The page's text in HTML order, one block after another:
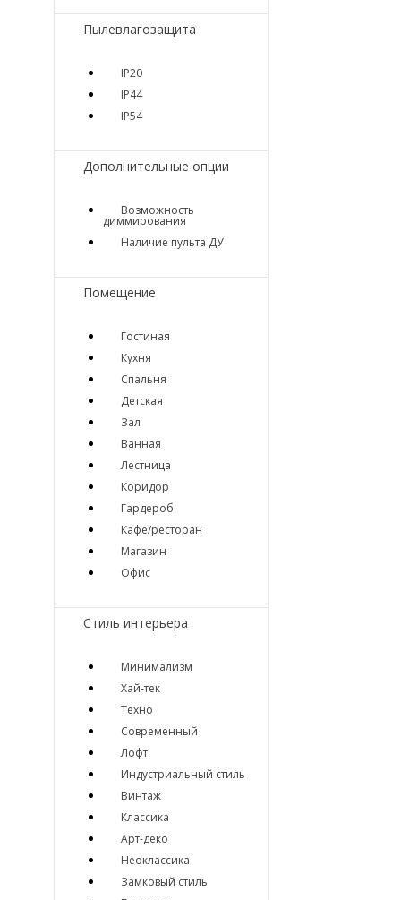
Пылевлагозащита
IP20
IP44
IP54
Дополнительные опции
Возможность
диммирования
Наличие пульта ДУ
Помещение
Гостиная
Кухня
Спальня
Детская
Зал
Ванная
Лестница
Коридор
Гардероб
Кафе/ресторан
Магазин
Офис
Стиль интерьера
Минимализм
Хай-тек
Техно
Современный
Лофт
Индустриальный стиль
Винтаж
Классика
Арт-деко
Неоклассика
Замковый стиль